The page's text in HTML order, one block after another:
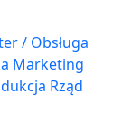
/ Obsługa
Marketing
Rząd